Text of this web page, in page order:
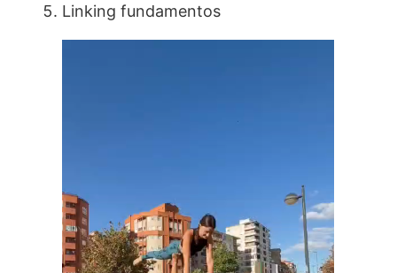
Linking fundamentos